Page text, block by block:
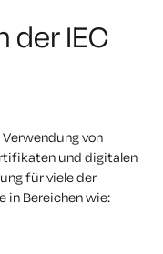
der IEC
von
und digitalen
für viele der
in Bereichen wie: